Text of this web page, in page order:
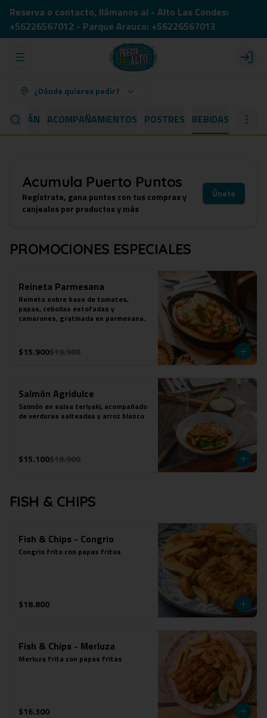
Reserva o contacto, llámanos al - Alto Las Condes:
+56226567012 - Parque Arauco: +56226567013
Abrir menu de navegación Login
¿Dónde quieres pedir?
ACOMPAÑAMIENTOS POSTRES BEBIDAS
Acumula Puerto Puntos
Regístrate, gana puntos con tus compras y
canjealos por productos y más
Únete
PROMOCIONES ESPECIALES
Reineta Parmesana
Reineta sobre base de tomates,
papas, cebollas estofadas y
camarones, gratinada en parmesana.
$15.900$19.900
Salmón Agridulce
Salmón en salsa teriyaki, acompañado
de verduras salteadas y arroz blanco
$15.100$18.900
FISH & CHIPS
Fish & Chips - Congrio
Congrio frito con papas fritas
$18.800
Fish & Chips - Merluza
Merluza frita con papas fritas
$16.300